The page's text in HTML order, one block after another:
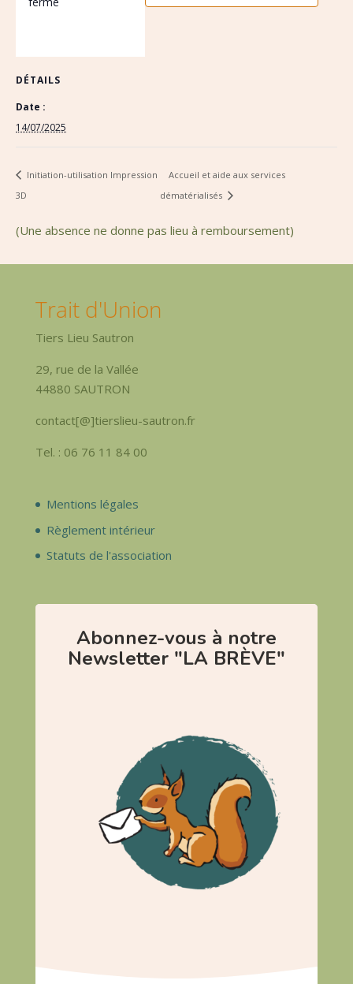
DÉTAILS
Date :
14/07/2025
Initiation-utilisation Impression
3D
Accueil et aide aux services
dématérialisés
(Une absence ne donne pas lieu à remboursement)
Trait d'Union
Tiers Lieu Sautron
29, rue de la Vallée
44880 SAUTRON
contact[@]tierslieu-sautron.fr
Tel. : 06 76 11 84 00
Mentions légales
Règlement intérieur
Statuts de l'association
Abonnez-vous à notre
Newsletter "LA BRÈVE"